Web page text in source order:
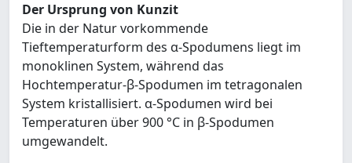
Der Ursprung von Kunzit
Die in der Natur vorkommende
Tieftemperaturform des α-Spodumens liegt im
monoklinen System, während das
Hochtemperatur-β-Spodumen im tetragonalen
System kristallisiert. α-Spodumen wird bei
Temperaturen über 900 °C in β-Spodumen
umgewandelt.